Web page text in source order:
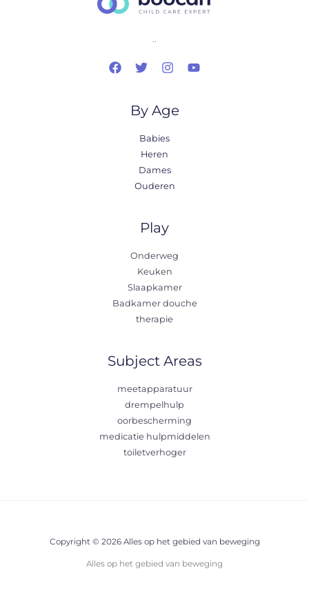
..
By Age
Babies
Heren
Dames
Ouderen
Play
Onderweg
Keuken
Slaapkamer
Badkamer douche
therapie
Subject Areas
meetapparatuur
drempelhulp
oorbescherming
medicatie hulpmiddelen
toiletverhoger
Copyright © 2026 Alles op het gebied van beweging
Alles op het gebied van beweging